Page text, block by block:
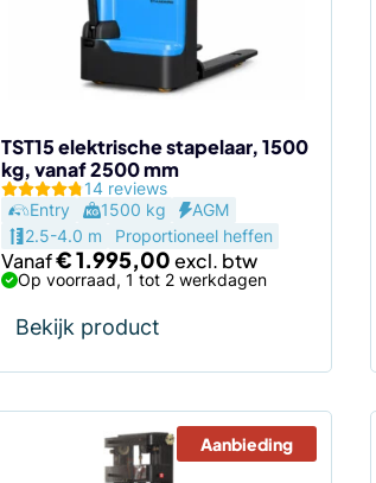
TST15 elektrische stapelaar, 1500
kg, vanaf 2500 mm
14 reviews
Entry
1500 kg
AGM
2.5-4.0 m
Proportioneel heffen
Vanaf€1.995,00
Op voorraad, 1 tot 2 werkdagen
Bekijk product
de
productpagina
Aanbieding